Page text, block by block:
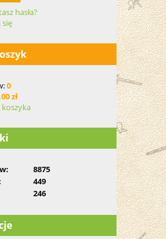
hasła?
się
0
zł
8875
449
246